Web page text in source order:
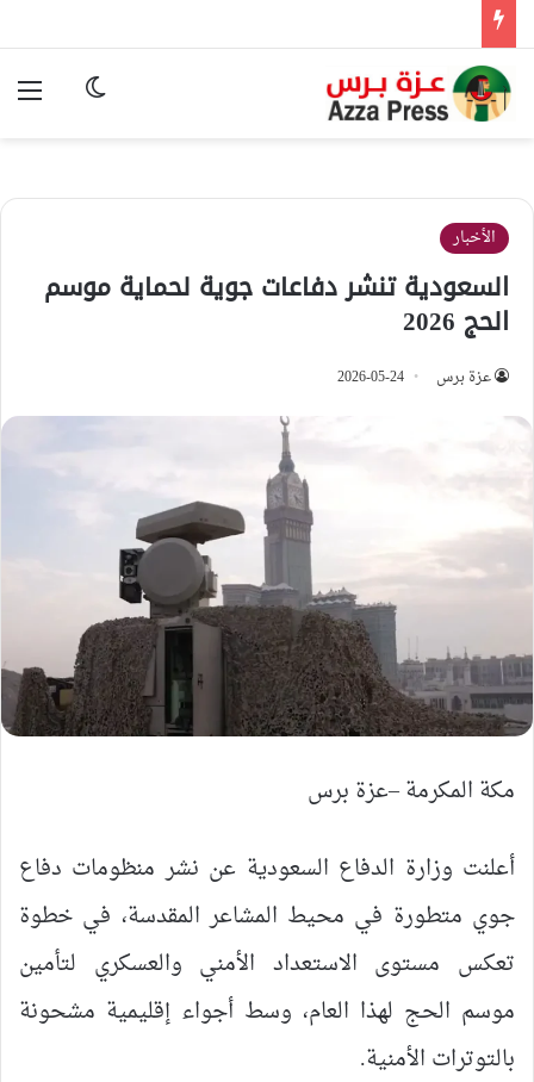
الوضع
الأخبار
السعودية تنشر دفاعات جوية لحماية موسم
الحج 2026
عزة برس 2026-05-24
مكة المكرمة –عزة برس
أعلنت وزارة الدفاع السعودية عن نشر منظومات دفاع
جوي متطورة في محيط المشاعر المقدسة، في خطوة
تعكس مستوى الاستعداد الأمني والعسكري لتأمين
موسم الحج لهذا العام، وسط أجواء إقليمية مشحونة
بالتوترات الأمنية.